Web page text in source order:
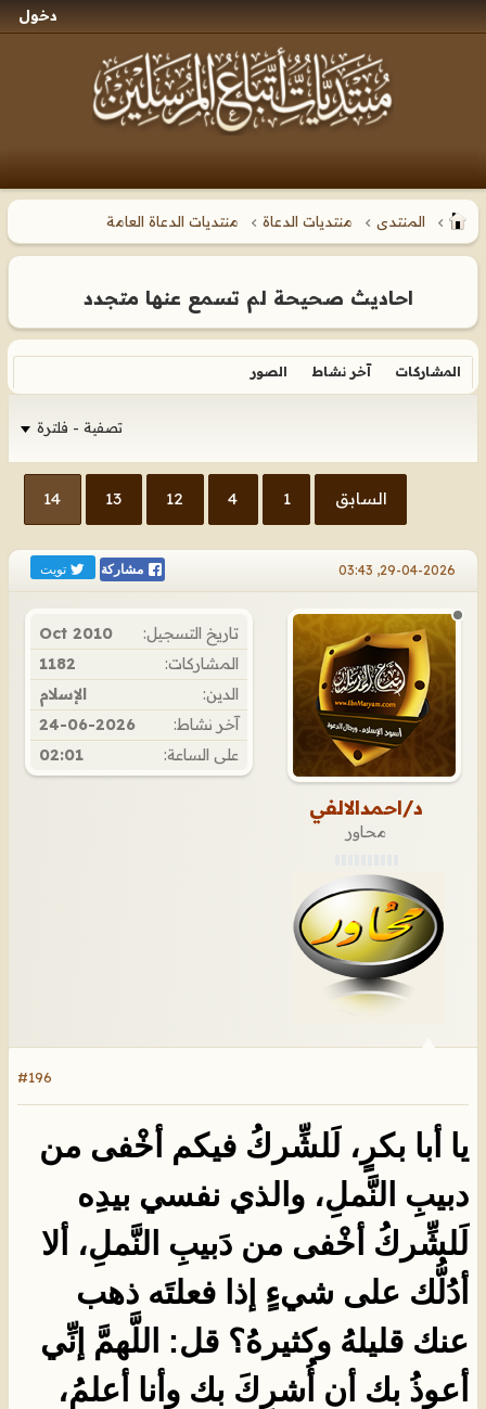
دخول
المنتدى منتديات الدعاة منتديات الدعاة العامة
احاديث صحيحة لم تسمع عنها متجدد
المشاركات آخر نشاط الصور
تصفية - فلترة
السابق 1
4
12
13
14
29-04-2026, 03:43 مشاركة تويت
د/احمدالالفي
محاور
تاريخ التسجيل:
Oct 2010
المشاركات:
1182
الدين:
الإسلام
آخر نشاط:
24-06-2026
على الساعة:
02:01
#196
يا أبا بكرٍ، لَلشِّركُ فيكم أخْفى من
دبيبِ النَّملِ، والذي نفسي بيدِه
لَلشِّركُ أخْفى من دَبيبِ النَّملِ، ألا
أدُلُّك على شيءٍ إذا فعلتَه ذهب
عنك قليلهُ وكثيرهُ؟ قل: اللَّهمَّ إنِّي
أعوذُ بك أن أُشرِكَ بك وأنا أعلمُ،